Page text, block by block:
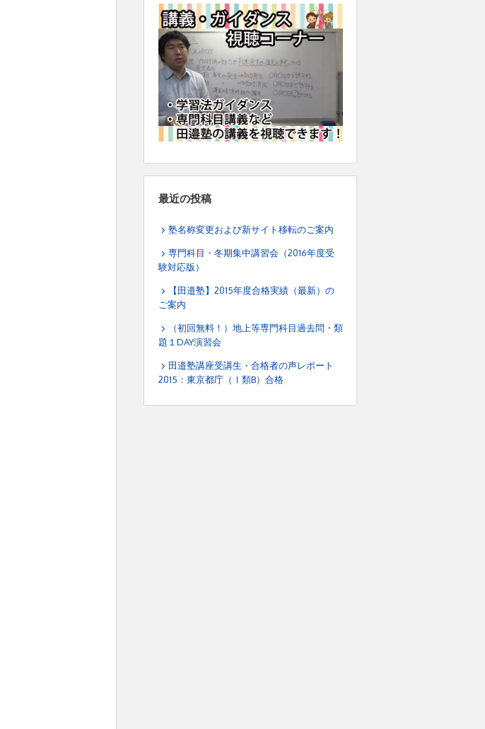
最近の投稿
塾名称変更および新サイト移転のご案内
専門科目・冬期集中講習会（2016年度受
験対応版）
【田邉塾】2015年度合格実績（最新）の
ご案内
（初回無料！）地上等専門科目過去問・類
題１DAY演習会
田邉塾講座受講生・合格者の声レポート
2015：東京都庁（Ⅰ類B）合格